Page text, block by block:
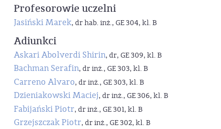
Profesorowie uczelni
Jasiński Marek, dr hab. inż., GE 304, kl. B
Adiunkci
Askari Abolverdi Shirin, dr, GE 309, kl. B
Bachman Serafin, dr inż., GE 303, kl. B
Carreno Alvaro, dr inż., GE 303, kl. B
Dzieniakowski Maciej, dr inż., GE 306, kl. B
Fabijański Piotr, dr inż., GE 301, kl. B
Grzejszczak Piotr, dr inż., GE 302, kl. B